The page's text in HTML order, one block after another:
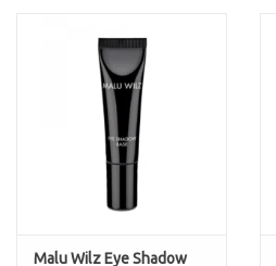
Malu Wilz Eye Shadow